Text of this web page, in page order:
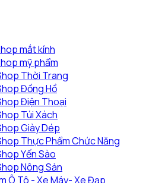
mắt kính
mỹ phẩm
Thời Trang
Đồng Hồ
Điện Thoại
Túi Xách
Giày Dép
Thực Phẩm Chức Năng
Yến Sào
Nông Sản
Ô Tô - Xe Máy- Xe Đạp